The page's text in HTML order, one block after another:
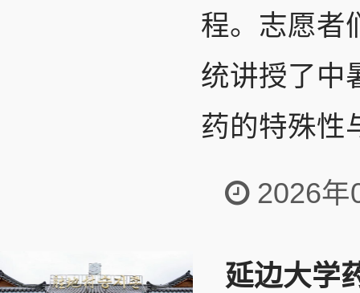
程。志愿者
统讲授了中
药的特殊性
2026年
延边大学